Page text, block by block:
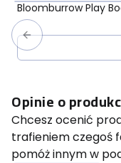
Bloomburrow Play
Opinie o
Chcesz ocenić
trafieniem czegoś
pomóż innym w